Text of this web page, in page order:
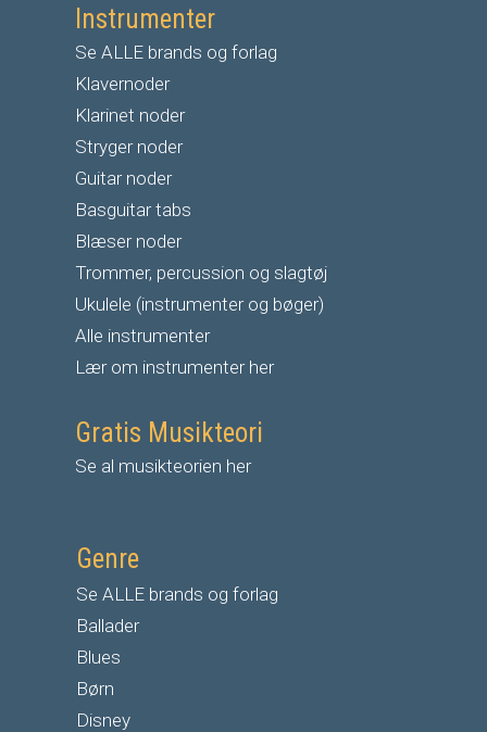
Instrumenter
Se ALLE brands og forlag
Klavernoder
Klarinet noder
Stryger noder
Guitar noder
Basguitar tabs
Blæser noder
Trommer, percussion og slagtøj
Ukulele (instrumenter og bøger)
Alle instrumenter
Lær om instrumenter her
Gratis Musikteori
Se al musikteorien her
Genre
Se ALLE brands og forlag
Ballader
Blues
Børn
Disney